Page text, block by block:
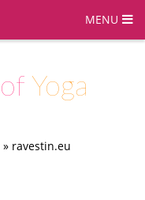
MENU
of Yoga
» ravestin.eu